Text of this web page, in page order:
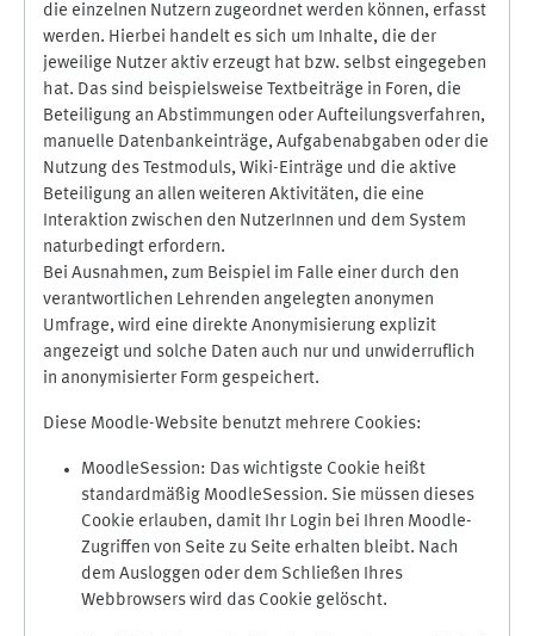
die einzelnen Nutzern zugeordnet werden können, erfasst
werden. Hierbei handelt es sich um Inhalte, die der
jeweilige Nutzer aktiv erzeugt hat bzw. selbst eingegeben
hat. Das sind beispielsweise Textbeiträge in Foren, die
Beteiligung an Abstimmungen oder Aufteilungsverfahren,
manuelle Datenbankeinträge, Aufgabenabgaben oder die
Nutzung des Testmoduls, Wiki-Einträge und die aktive
Beteiligung an allen weiteren Aktivitäten, die eine
Interaktion zwischen den NutzerInnen und dem System
naturbedingt erfordern.
Bei Ausnahmen, zum Beispiel im Falle einer durch den
verantwortlichen Lehrenden angelegten anonymen
Umfrage, wird eine direkte Anonymisierung explizit
angezeigt und solche Daten auch nur und unwiderruflich
in anonymisierter Form gespeichert.
Diese Moodle-Website benutzt mehrere Cookies:
MoodleSession: Das wichtigste Cookie heißt
standardmäßig MoodleSession. Sie müssen dieses
Cookie erlauben, damit Ihr Login bei Ihren Moodle-
Zugriffen von Seite zu Seite erhalten bleibt. Nach
dem Ausloggen oder dem Schließen Ihres
Webbrowsers wird das Cookie gelöscht.